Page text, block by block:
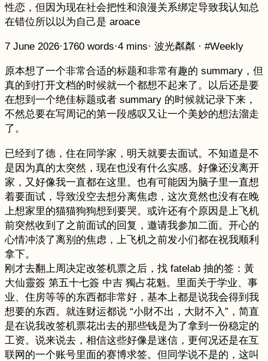
性恋，但因为现在社会把性和浪漫关系绑定导致我认知总
在错位所以以为自己是 aroace
7 June 2026·1760 words·4 mins· 波光粼粼 · #Weekly
原本想了一个非常合适的标题和非常有趣的 summary，但
真的到打开文档的时候就一个都想不起来了。以后还是要
在想到一个绝佳标题或者 summary 的时候就记录下来，
不然总要在写周记的第一段感叹又让一个美妙的想法溜走
了。
已经到了德，住在同学家，明天就要去面试。不知道是不
是因为真的太突然，现在也没有什么实感。好像还没离开
家，又好像我一直都在这里。也有可能因为脑子里一直想
着要面试，导致没空去想分离焦虑，这次竟然也没有在晚
上想家里的猫猫狗狗想到要哭。或许还有个原因是上飞机
前突然收到了之前面试的回复，邀请我参加二面。开心的
心情冲淡了离别的焦虑，上飞机之前发小们都在祝我顺利
拿下。
刚才去翻上周决定改签机票之后，找 fatelab 抽的签：黃
大仙靈簽 第五十七簽 中吉 獨占花魁。里面关于学业、事
业、住房等等的东西都非常好，基本上都是说我会得到我
想要的东西。就连财运都说 “小財不出，大財不入”，简直
是在说我改签机票花出去的那些钱是为了拿到一份稳定的
工资。说来说去，相信这些好像是迷信，更何况还是在互
联网的一个账号里面的赛博求签。但同学说不是的，这叫